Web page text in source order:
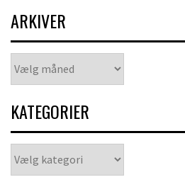
ARKIVER
KATEGORIER